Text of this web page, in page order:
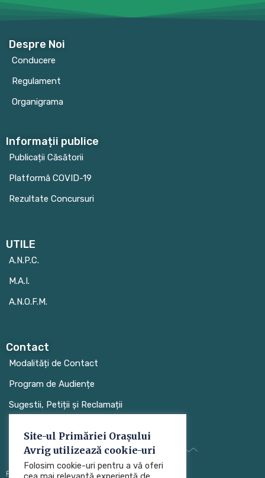
Despre Noi
Conducere
Regulament
Organigrama
Informații publice
Publicații Căsătorii
Platformă COVID-19
Rezultate Concursuri
UTILE
A.N.P.C.
M.A.I.
A.N.O.F.M.
Contact
Modalități de Contact
Program de Audiențe
Sugestii, Petiții și Reclamații
Protecția datelor cu caracter personal (GDPR)
Site-ul Primăriei Orașului
Avrig utilizează cookie-uri
Folosim cookie-uri pentru a vă oferi